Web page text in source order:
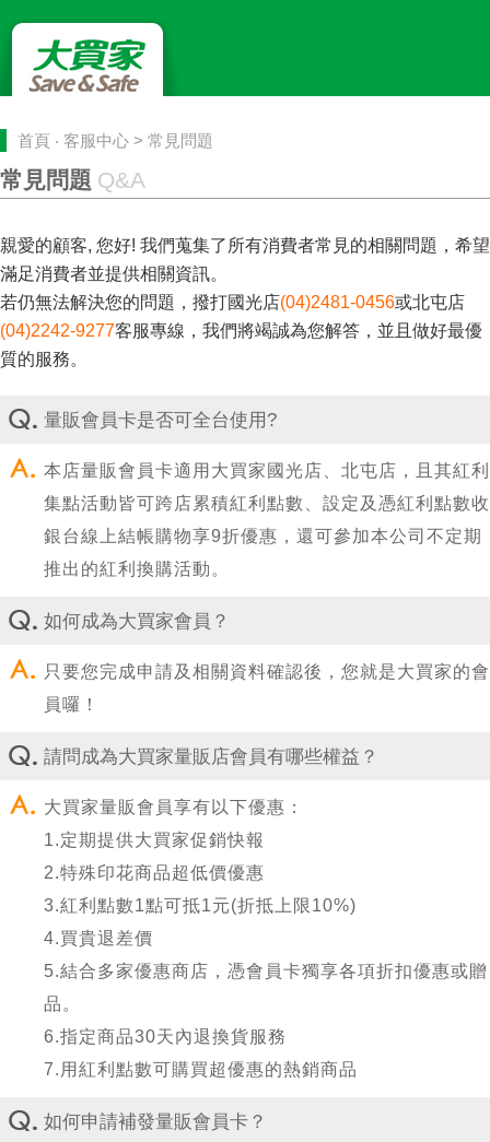
首頁 ‧ 客服中心 > 常見問題
常見問題 Q&A
親愛的顧客, 您好! 我們蒐集了所有消費者常見的相關問題，希望
滿足消費者並提供相關資訊。
若仍無法解決您的問題，撥打國光店(04)2481-0456或北屯店
(04)2242-9277客服專線，我們將竭誠為您解答，並且做好最優
質的服務。
量販會員卡是否可全台使用?
本店量販會員卡適用大買家國光店、北屯店，且其紅利
集點活動皆可跨店累積紅利點數、設定及憑紅利點數收
銀台線上結帳購物享9折優惠，還可參加本公司不定期
推出的紅利換購活動。
如何成為大買家會員？
只要您完成申請及相關資料確認後，您就是大買家的會
員囉！
請問成為大買家量販店會員有哪些權益？
大買家量販會員享有以下優惠：
1.定期提供大買家促銷快報
2.特殊印花商品超低價優惠
3.紅利點數1點可抵1元(折抵上限10%)
4.買貴退差價
5.結合多家優惠商店，憑會員卡獨享各項折扣優惠或贈
品。
6.指定商品30天內退換貨服務
7.用紅利點數可購買超優惠的熱銷商品
如何申請補發量販會員卡？